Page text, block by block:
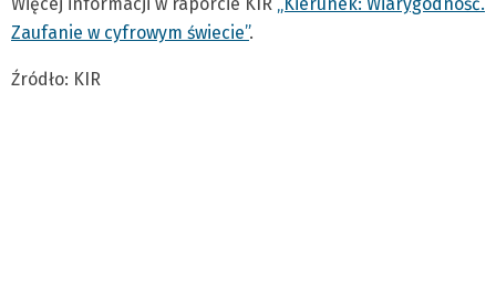
Więcej informacji w raporcie KIR „Kierunek: Wiarygodność.
Zaufanie w cyfrowym świecie”.
Źródło: KIR